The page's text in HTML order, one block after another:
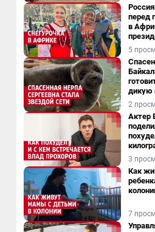
перед
в
5
дикую
2
Актер
3
Как
7